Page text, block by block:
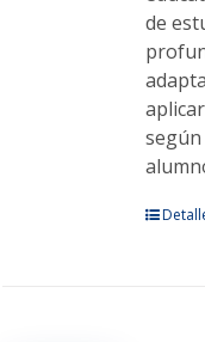
de
según
Este